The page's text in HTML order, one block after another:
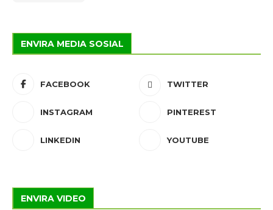
ENVIRA MEDIA SOSIAL
FACEBOOK TWITTER
INSTAGRAM PINTEREST
LINKEDIN YOUTUBE
ENVIRA VIDEO